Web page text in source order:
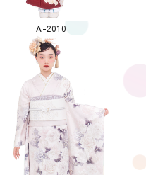
A-2010